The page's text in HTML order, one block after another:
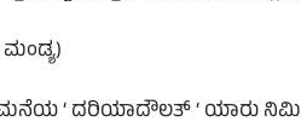
‘ ದರಿಯಾದೌಲತ್ ‘ ಯಾರು